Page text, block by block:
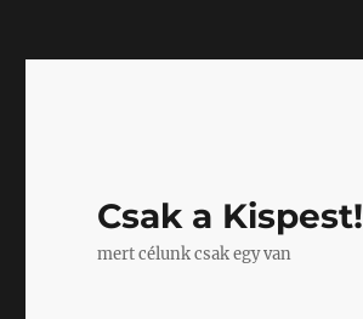
Csak a Kispest!
mert célunk csak egy van